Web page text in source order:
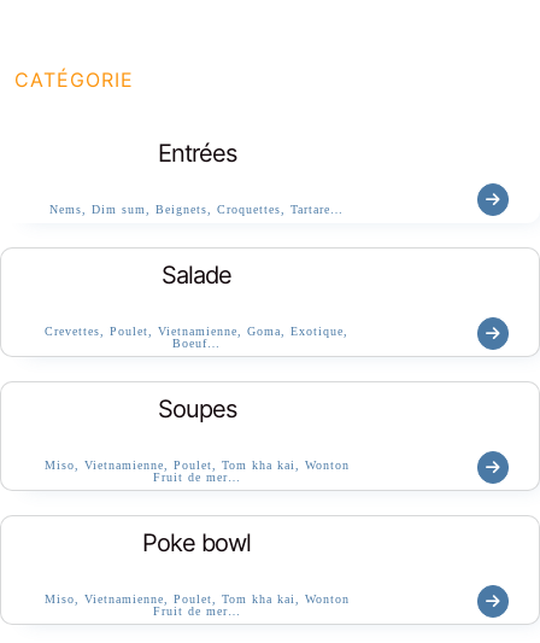
CATÉGORIE
Entrées
Nems, Dim sum, Beignets, Croquettes, Tartare…
Salade
Crevettes, Poulet, Vietnamienne, Goma, Exotique,
Boeuf…
Soupes
Miso, Vietnamienne, Poulet, Tom kha kai, Wonton
Fruit de mer…
Poke bowl
Miso, Vietnamienne, Poulet, Tom kha kai, Wonton
Fruit de mer…